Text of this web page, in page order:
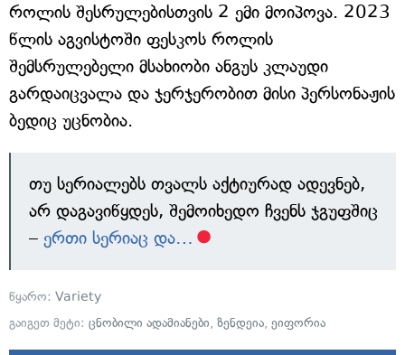
როლის შესრულებისთვის 2 ემი მოიპოვა. 2023
წლის აგვისტოში ფესკოს როლის
შემსრულებელი მსახიობი ანგუს კლაუდი
გარდაიცვალა და ჯერჯერობით მისი პერსონაჟის
ბედიც უცნობია.
თუ სერიალებს თვალს აქტიურად ადევნებ,
არ დაგავიწყდეს, შემოიხედო ჩვენს ჯგუფშიც
– ერთი სერიაც და…
წყარო: Variety
გაიგეთ მეტი: ცნობილი ადამიანები, ზენდეია, ეიფორია